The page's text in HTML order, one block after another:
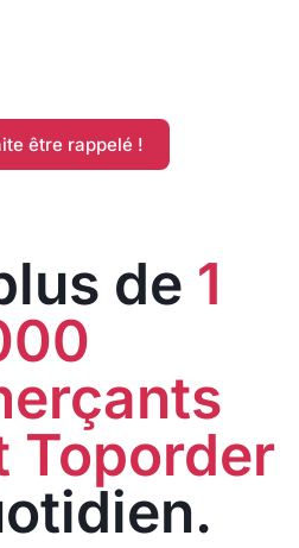
être rappelé !
de 1
Toporder